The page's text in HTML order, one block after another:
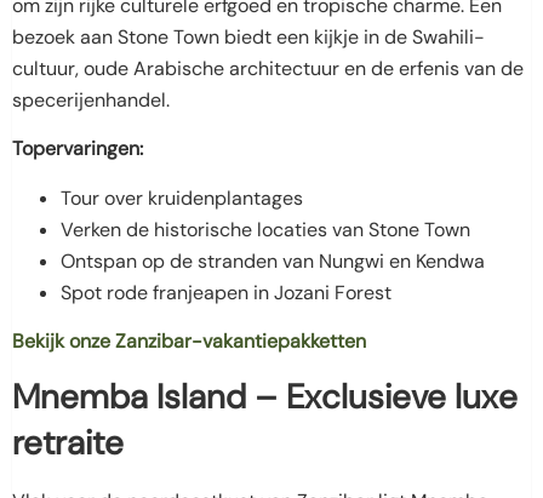
om zijn rijke culturele erfgoed en tropische charme. Een
bezoek aan Stone Town biedt een kijkje in de Swahili-
cultuur, oude Arabische architectuur en de erfenis van de
specerijenhandel.
Topervaringen:
Tour over kruidenplantages
Verken de historische locaties van Stone Town
Ontspan op de stranden van Nungwi en Kendwa
Spot rode franjeapen in Jozani Forest
Bekijk onze Zanzibar-vakantiepakketten
Mnemba Island – Exclusieve luxe
retraite